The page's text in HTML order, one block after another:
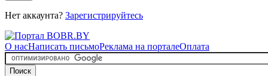
Нет аккаунта? Зарегистрируйтесь
О насНаписать письмоРеклама на порталеОплата
Поиск